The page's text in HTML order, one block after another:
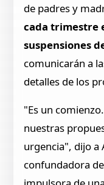
de padres y
cada trimestre
suspensiones
comunicarán a
detalles de los
"Es un
nuestras
urgencia", dijo a
confundadora